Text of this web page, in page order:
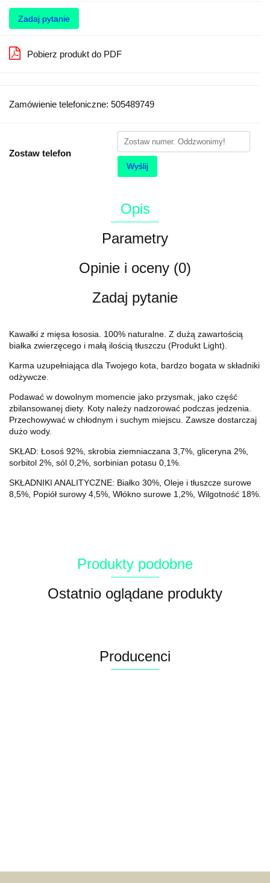
Zadaj pytanie
Pobierz produkt do PDF
Zamówienie telefoniczne: 505489749
Zostaw telefon
Wyślij
Opis
Parametry
Opinie i oceny (0)
Zadaj pytanie
Kawałki z mięsa łososia. 100% naturalne. Z dużą zawartością
białka zwierzęcego i małą ilością tłuszczu (Produkt Light).
Karma uzupełniająca dla Twojego kota, bardzo bogata w składniki
odżywcze.
Podawać w dowolnym momencie jako przysmak, jako część
zbilansowanej diety. Koty należy nadzorować podczas jedzenia.
Przechowywać w chłodnym i suchym miejscu. Zawsze dostarczaj
dużo wody.
SKŁAD: Łosoś 92%, skrobia ziemniaczana 3,7%, gliceryna 2%,
sorbitol 2%, sól 0,2%, sorbinian potasu 0,1%.
SKŁADNIKI ANALITYCZNE: Białko 30%, Oleje i tłuszcze surowe
8,5%, Popiół surowy 4,5%, Włókno surowe 1,2%, Wilgotność 18%.
Produkty podobne
Ostatnio oglądane produkty
Producenci